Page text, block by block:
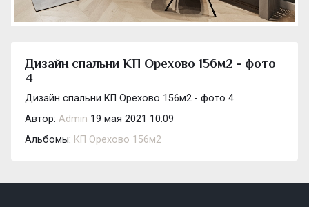
Дизайн спальни КП Орехово 156м2 - фото
4
Дизайн спальни КП Орехово 156м2 - фото 4
Автор: Admin 19 мая 2021 10:09
Альбомы: КП Орехово 156м2